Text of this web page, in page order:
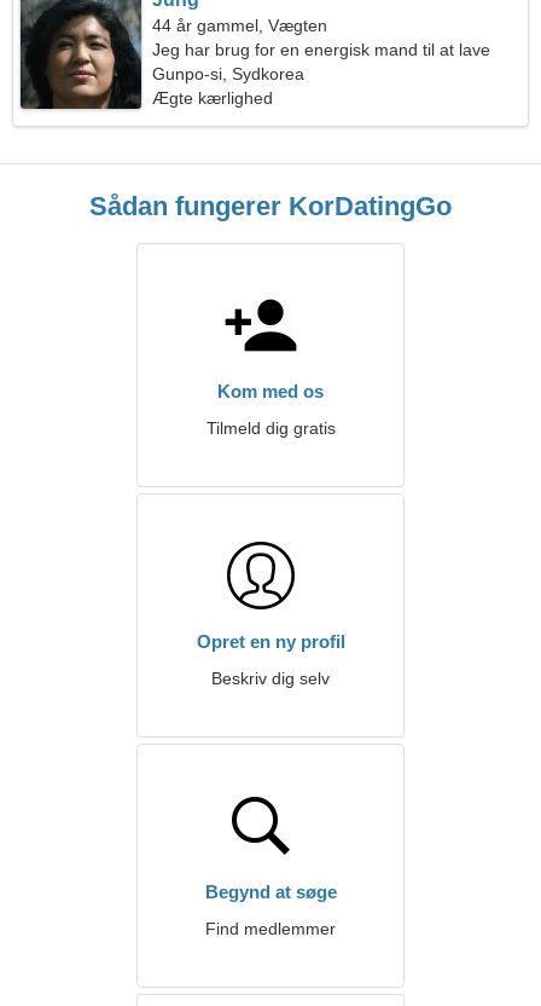
44 år gammel, Vægten
Jeg har brug for en energisk mand til at lave
mad sammen
Gunpo-si, Sydkorea
Ægte kærlighed
Sådan fungerer KorDatingGo
Kom med os
Tilmeld dig gratis
Opret en ny profil
Beskriv dig selv
Begynd at søge
Find medlemmer